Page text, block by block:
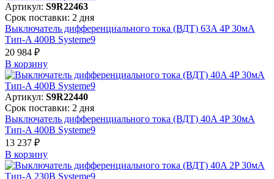
Артикул: S9R22463
Срок поставки: 2 дня
Выключатель дифференциального тока (ВДТ) 63A 4P 30мА
Тип-A 400В Systeme9
20 984 ₽
В корзинy
Артикул: S9R22440
Срок поставки: 2 дня
Выключатель дифференциального тока (ВДТ) 40A 4P 30мА
Тип-A 400В Systeme9
13 237 ₽
В корзинy